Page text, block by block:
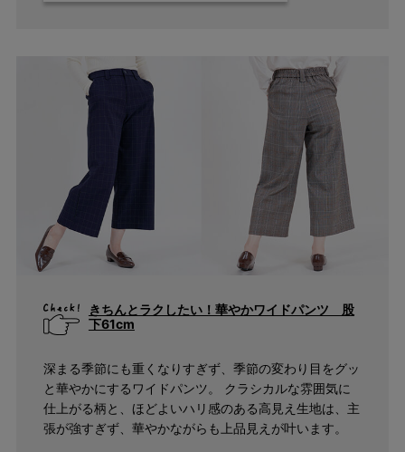
きちんとラクしたい！華やかワイドパンツ 股
下61cm
深まる季節にも重くなりすぎず、季節の変わり目をグッ
と華やかにするワイドパンツ。 クラシカルな雰囲気に
仕上がる柄と、ほどよいハリ感のある高見え生地は、主
張が強すぎず、華やかながらも上品見えが叶います。